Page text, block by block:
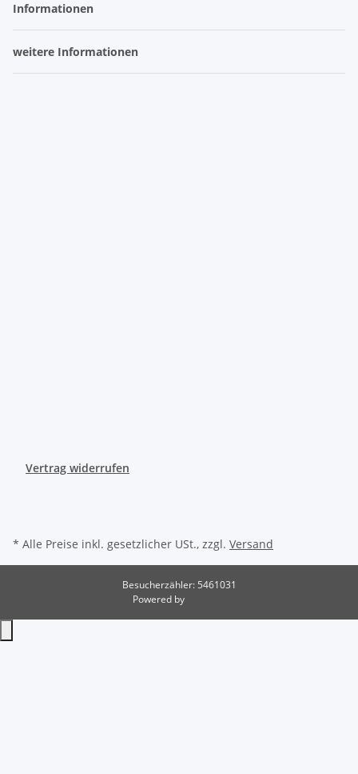
Informationen
weitere Informationen
Vertrag widerrufen
* Alle Preise inkl. gesetzlicher USt., zzgl. Versand
Besucherzähler: 5461031
Powered by